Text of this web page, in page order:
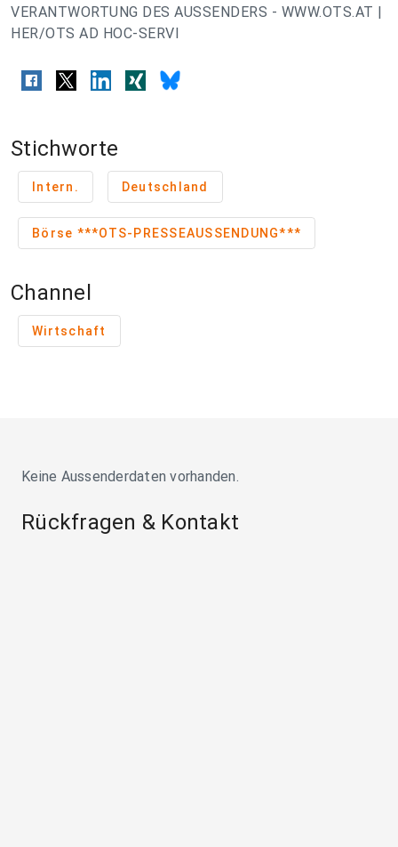
VERANTWORTUNG DES AUSSENDERS - WWW.OTS.AT |
HER/OTS AD HOC-SERVI
Stichworte
Intern. Deutschland
Börse ***OTS-PRESSEAUSSENDUNG***
Channel
Wirtschaft
Keine Aussenderdaten vorhanden.
Rückfragen & Kontakt